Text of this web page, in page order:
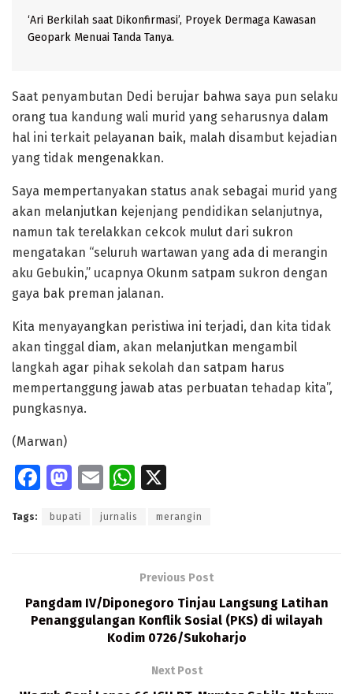
‘Ari Berkilah saat Dikonfirmasi’, Proyek Dermaga Kawasan
Geopark Menuai Tanda Tanya.
Saat penyambutan Dedi berujar bahwa saya pun selaku
orang tua kandung wali murid yang seharusnya dalam
hal ini terkait pelayanan baik, malah disambut kejadian
yang tidak mengenakkan.
Saya mempertanyakan status anak sebagai murid yang
akan melanjutkan kejenjang pendidikan selanjutnya,
namun tak terelakkan cekcok mulut dari sukron
mengatakan “seluruh wartawan yang ada di merangin
aku Gebukin,” ucapnya Okunm satpam sukron dengan
gaya bak preman jalanan.
Kita menyayangkan peristiwa ini terjadi, dan kita tidak
akan tinggal diam, akan melanjutkan mengambil
langkah agar pihak sekolah dan satpam harus
mempertanggung jawab atas perbuatan tehadap kita”,
pungkasnya.
(Marwan)
Fa
b
k
M
to
n
E
ai
W
at
A
p
p
Tags: bupati jurnalis merangin
Previous Post
Pangdam IV/Diponegoro Tinjau Langsung Latihan
Penanggulangan Konflik Sosial (PKS) di wilayah
Kodim 0726/Sukoharjo
Next Post